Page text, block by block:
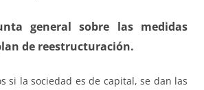
general sobre las medidas
de reestructuración.
si la sociedad es de capital, se dan las